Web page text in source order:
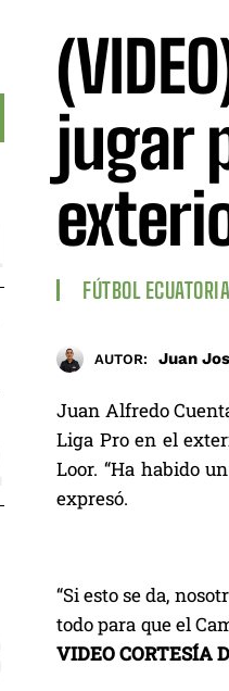
jugar
FÚTBOL
AUTOR: Juan
Juan Alfredo
Liga Pro en el
Loor. “Ha habido
expresó.
“Si esto se da,
todo para que el
VIDEO CORTESÍA